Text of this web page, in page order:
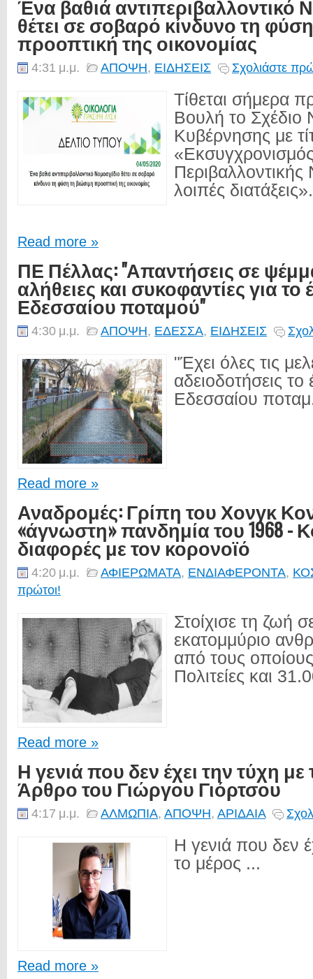
Ένα βαθιά αντιπεριβαλλοντικό
θέτει σε σοβαρό κίνδυνο τη
προοπτική της οικονομίας
4:31 μ.μ. ΑΠΟΨΗ, ΕΙΔΗΣΕΙΣ Σχολιάστε
Τίθεται σήμερα
Βουλή το Σχέδιο
Κυβέρνησης με
Περιβαλλοντικής
λοιπές
Read more »
ΠΕ Πέλλας: "Απαντήσεις σε
αλήθειες και συκοφαντίες για το
Εδεσσαίου ποταμού"
4:30 μ.μ. ΑΠΟΨΗ, ΕΔΕΣΣΑ, ΕΙΔΗΣΕΙΣ
"Έχει όλες τις
αδειοδοτήσεις το
Εδεσσαίου
Read more »
Αναδρομές: Γρίπη του Χονγκ
«άγνωστη» πανδημία του 1968 -
διαφορές με τον κορονοϊό
4:20 μ.μ. ΑΦΙΕΡΩΜΑΤΑ, ΕΝΔΙΑΦΕΡΟΝΤΑ,
πρώτοι!
Στοίχισε τη ζωή
εκατομμύριο
από τους
Πολιτείες και
Read more »
Η γενιά που δεν έχει την τύχη με
Άρθρο του Γιώργου Γιόρτσου
4:17 μ.μ. ΑΛΜΩΠΙΑ, ΑΠΟΨΗ, ΑΡΙΔΑΙΑ
Η γενιά που δεν
το μέρος ...
Read more »